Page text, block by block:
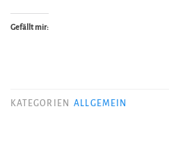
Gefällt mir:
KATEGORIEN ALLGEMEIN